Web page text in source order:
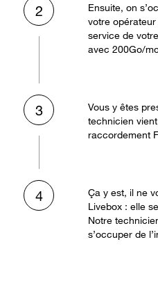
2
Ensuite, on
votre
service de
avec 200Go/
3
Vous y êtes
technicien
raccordement
4
Ça y est, il ne
Livebox : elle
Notre
s’occuper de